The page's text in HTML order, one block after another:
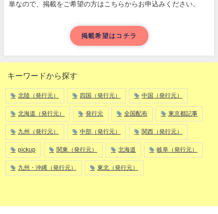
単なので、掲載をご希望の方はこちらからお申込みください。
掲載希望はコチラ
キーワードから探す
北陸（発行元） 四国（発行元） 中国（発行元）
北海道（発行元） 発行元 全国配布 東京都記事
九州（発行元） 中部（発行元） 関西（発行元）
pickup 関東（発行元） 北海道 岐阜（発行元）
九州・沖縄（発行元） 東北（発行元）